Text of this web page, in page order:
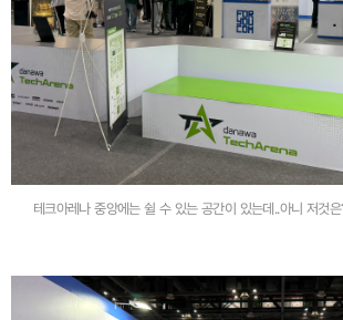
테크아레나 중앙에는 쉴 수 있는 공간이 있는데..아니 저것